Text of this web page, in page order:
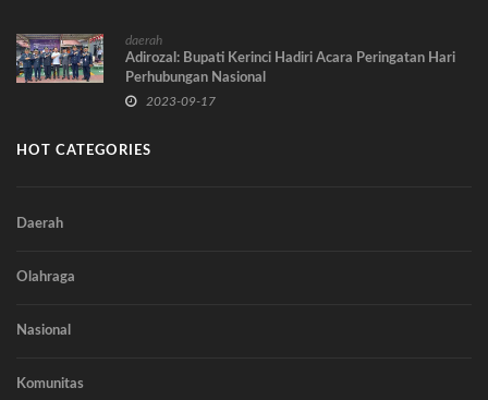
daerah
Adirozal: Bupati Kerinci Hadiri Acara Peringatan Hari
Perhubungan Nasional
2023-09-17
HOT CATEGORIES
Daerah
Olahraga
Nasional
Komunitas